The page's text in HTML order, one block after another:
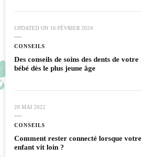
UPDATED ON 16 FÉVRIER 2024
CONSEILS
Des conseils de soins des dents de votre
bébé dès le plus jeune âge
20 MAI 2022
CONSEILS
Comment rester connecté lorsque votre
enfant vit loin ?